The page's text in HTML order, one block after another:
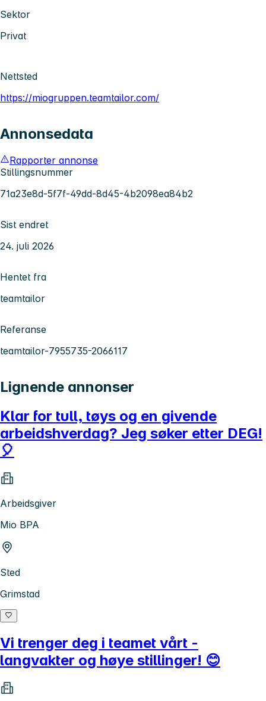
Sektor
Privat
Nettsted
https://miogruppen.teamtailor.com/
Annonsedata
Rapporter annonse
Stillingsnummer
71a23e8d-5f7f-49dd-8d45-4b2098ea84b2
Sist endret
24. juli 2026
Hentet fra
teamtailor
Referanse
teamtailor-7955735-2066117
Lignende annonser
Klar for tull, tøys og en givende
arbeidshverdag? Jeg søker etter DEG!
🎈
Arbeidsgiver
Mio BPA
Sted
Grimstad
Vi trenger deg i teamet vårt -
langvakter og høye stillinger! 😊